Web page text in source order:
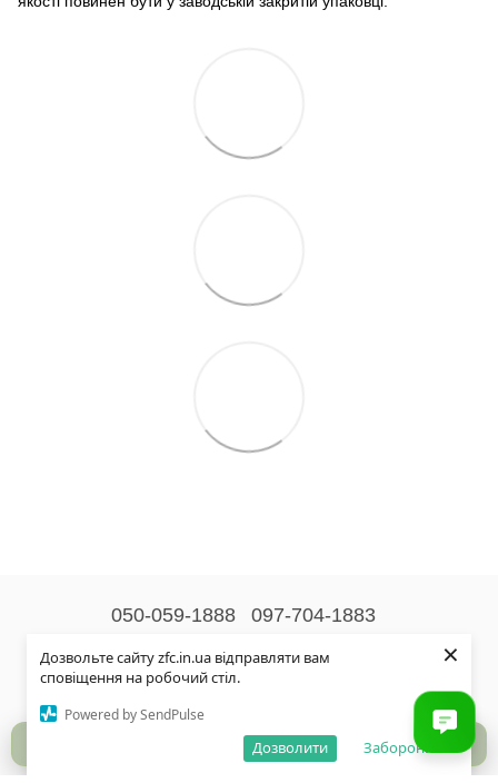
Дозвольте сайту zfc.in.ua відправляти вам
сповіщення на робочий стіл.
Powered by SendPulse
Заборонити
Дозволити
×
050-059-1888 097-704-1883
Контактна інформація
© 2026